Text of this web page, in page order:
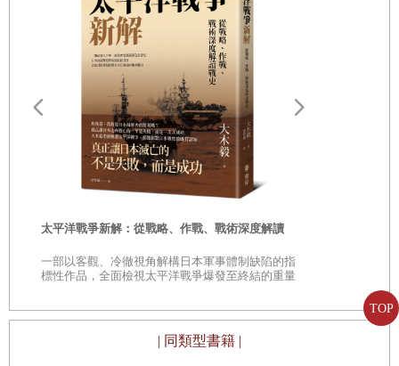
TOP
太平洋戰爭新解：從戰略、作戰、戰術深度解讀
一部以客觀、冷徹視角解構日本軍事體制缺陷的指
標性作品，全面檢視太平洋戰爭爆發至終結的重量
| 同類型書籍 |